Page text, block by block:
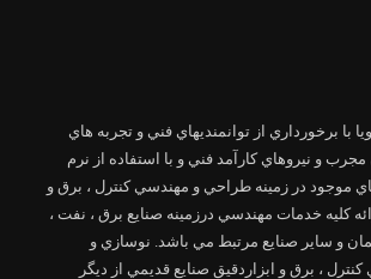
با برخورداري از توانمنديهاي فني و تجربه هاي
و نيروهاي كارآمد فني و با استفاده از نرم
موجود در زمينه طراحي و مهندسي كنترل ، برق و
كليه خدمات مهندسي درزمينه صنايع برق ، نفت ،
و ساير صنايع مرتبط مي باشد. نوسازي و
، برق و ابزاردقيق صنايع قديمي از ديگر